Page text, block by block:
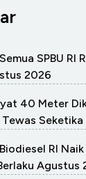
SPBU RI
2026
40 Meter
Seketika
RI Naik
Agustus